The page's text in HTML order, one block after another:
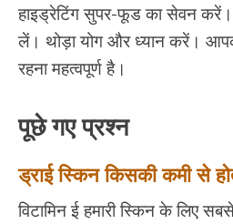
हाइड्रेटिंग सुपर-फूड का सेवन करें।
लें। थोड़ा योग और ध्यान करें।
रहना महत्वपूर्ण है।
पूछे गए प्रश्न
ड्राई स्किन किसकी कमी से
विटामिन ई हमारी स्किन के लिए